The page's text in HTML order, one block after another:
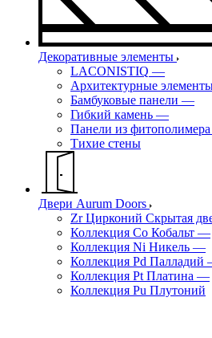
Декоративные элементы
LACONISTIQ —
Архитектурные
Бамбуковые панели —
Гибкий камень —
Панели из фитополимера
Тихие стены
Двери Aurum Doors
Zr Цирконий Скрытая
Коллекция Co Кобальт —
Коллекция Ni Никель —
Коллекция Pd Палладий
Коллекция Pt Платина —
Коллекция Pu Плутоний